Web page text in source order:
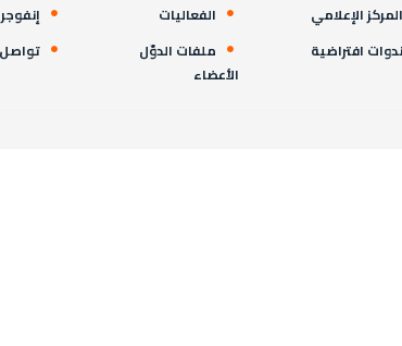
المركز الإعلامي
ندوات افتراضية
الفعاليات
ملفات الدوّل
الأعضاء